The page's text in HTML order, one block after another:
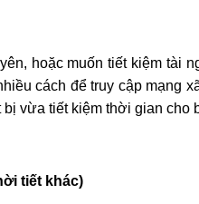
hoặc muốn tiết kiệm tài
cách để truy cập mạng
vừa tiết kiệm thời gian cho
tiết khác)